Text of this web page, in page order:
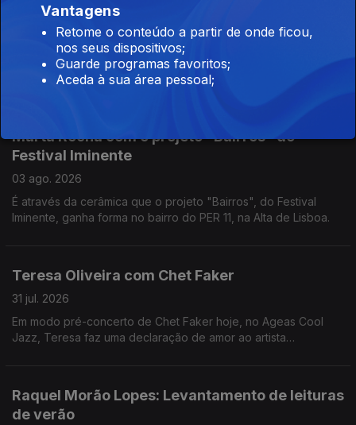
LEGO na Cordoaria Nacional
03 ago. 2026
A Marta Rocha levou-nos numa visita à maior exposição de
modelos feitos com peças de LEGO da Europa. Em princípio,
espreitar.
Marta Rocha com o projeto "Bairros" do
Festival Iminente
03 ago. 2026
É através da cerâmica que o projeto "Bairros", do Festival
Iminente, ganha forma no bairro do PER 11, na Alta de Lisboa.
Teresa Oliveira com Chet Faker
31 jul. 2026
Em modo pré-concerto de Chet Faker hoje, no Ageas Cool
Jazz, Teresa faz uma declaração de amor ao artista
Raquel Morão Lopes: Levantamento de leituras
de verão
Vantagens
Retome o conteúdo a partir de onde ficou,
nos seus dispositivos;
Guarde programas favoritos;
Aceda à sua área pessoal;